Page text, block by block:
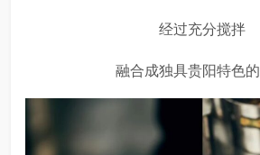
经过充分搅拌
融合成独具贵阳特色